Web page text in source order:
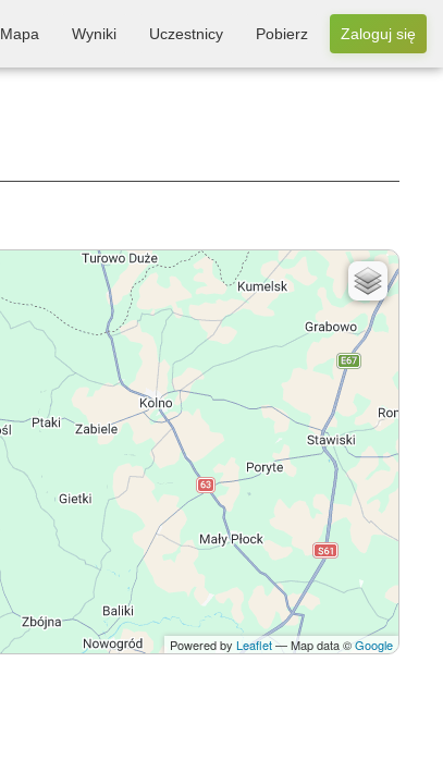
Mapa Wyniki Uczestnicy Pobierz Zaloguj się
Powered by Leaflet— Map data ©Google